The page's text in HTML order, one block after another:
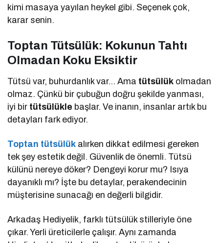
kimi masaya yayılan heykel gibi. Seçenek çok,
karar senin.
Toptan Tütsülük: Kokunun Tahtı
Olmadan Koku Eksiktir
Tütsü var, buhurdanlık var… Ama tütsülük olmadan
olmaz. Çünkü bir çubuğun doğru şekilde yanması,
iyi bir tütsülükle başlar. Ve inanın, insanlar artık bu
detayları fark ediyor.
Toptan tütsülük alırken dikkat edilmesi gereken
tek şey estetik değil. Güvenlik de önemli. Tütsü
külünü nereye döker? Dengeyi korur mu? Isıya
dayanıklı mı? İşte bu detaylar, perakendecinin
müşterisine sunacağı en değerli bilgidir.
Arkadaş Hediyelik, farklı tütsülük stilleriyle öne
çıkar. Yerli üreticilerle çalışır. Aynı zamanda